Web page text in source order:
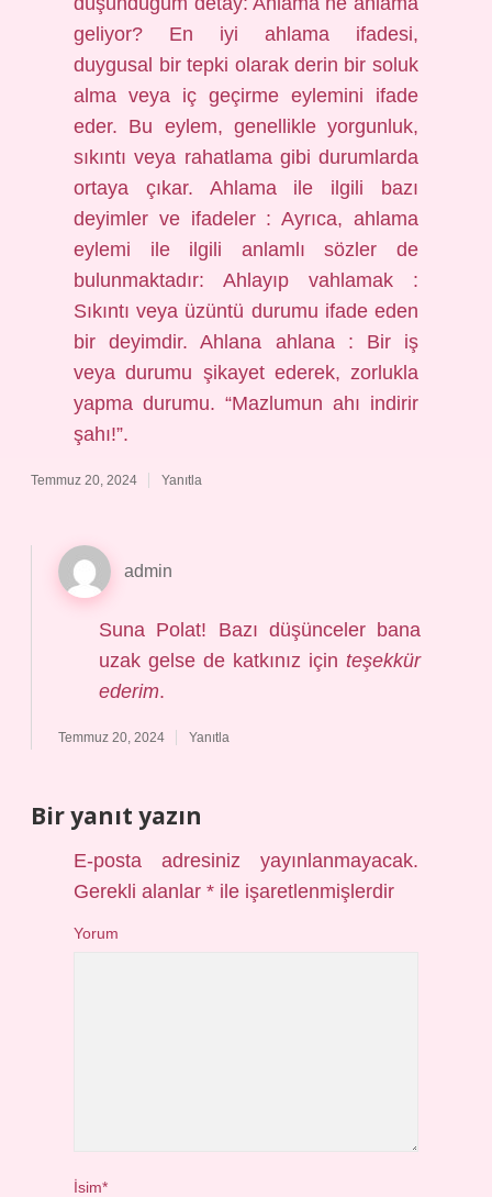
geliyor? En iyi ahlama ifadesi,
duygusal bir tepki olarak derin bir soluk
alma veya iç geçirme eylemini ifade
eder. Bu eylem, genellikle yorgunluk,
sıkıntı veya rahatlama gibi durumlarda
ortaya çıkar. Ahlama ile ilgili bazı
deyimler ve ifadeler : Ayrıca, ahlama
eylemi ile ilgili anlamlı sözler de
bulunmaktadır: Ahlayıp vahlamak :
Sıkıntı veya üzüntü durumu ifade eden
bir deyimdir. Ahlana ahlana : Bir iş
veya durumu şikayet ederek, zorlukla
yapma durumu. “Mazlumun ahı indirir
şahı!”.
Temmuz 20, 2024 Yanıtla
admin
Suna Polat! Bazı düşünceler bana
uzak gelse de katkınız içinteşekkür
ederim.
Temmuz 20, 2024 Yanıtla
Bir yanıt yazın
E-posta adresiniz yayınlanmayacak.
Gerekli alanlar* ile işaretlenmişlerdir
Yorum
İsim*